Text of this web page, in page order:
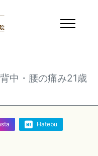
中・腰の痛み21歳
Hatebu